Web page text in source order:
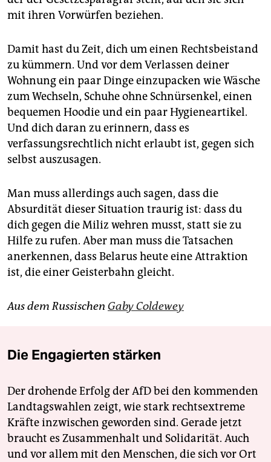
mit ihren Vorwürfen beziehen.
Damit hast du Zeit, dich um einen Rechtsbeistand
zu kümmern. Und vor dem Verlassen deiner
Wohnung ein paar Dinge einzupacken wie Wäsche
zum Wechseln, Schuhe ohne Schnürsenkel, einen
bequemen Hoodie und ein paar Hygieneartikel.
Und dich daran zu erinnern, dass es
verfassungsrechtlich nicht erlaubt ist, gegen sich
selbst auszusagen.
Man muss allerdings auch sagen, dass die
Absurdität dieser Situation traurig ist: dass du
dich gegen die Miliz wehren musst, statt sie zu
Hilfe zu rufen. Aber man muss die Tatsachen
anerkennen, dass Belarus heute eine Attraktion
ist, die einer Geisterbahn gleicht.
Aus dem Russischen Gaby Coldewey
Die Engagierten stärken
Der drohende Erfolg der AfD bei den kommenden
Landtagswahlen zeigt, wie stark rechtsextreme
Kräfte inzwischen geworden sind. Gerade jetzt
braucht es Zusammenhalt und Solidarität. Auch
und vor allem mit den Menschen, die sich vor Ort